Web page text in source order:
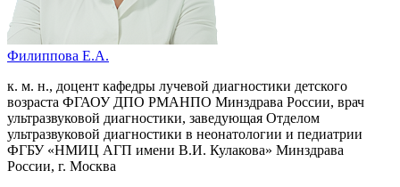
Филиппова Е.А.
к. м. н., доцент кафедры лучевой диагностики детского
возраста ФГАОУ ДПО РМАНПО Минздрава России, врач
ультразвуковой диагностики, заведующая Отделом
ультразвуковой диагностики в неонатологии и педиатрии
ФГБУ «НМИЦ АГП имени В.И. Кулакова» Минздрава
России, г. Москва